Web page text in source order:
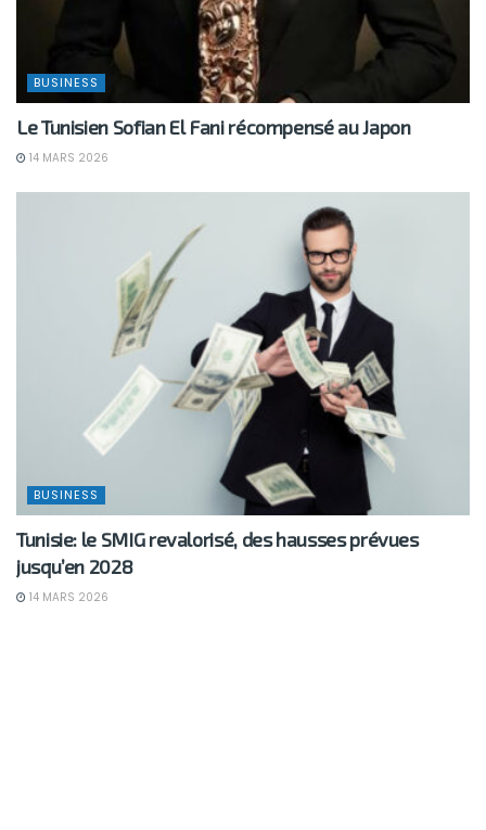
BUSINESS
Le Tunisien Sofian El Fani récompensé au Japon
14 MARS 2026
BUSINESS
Tunisie: le SMIG revalorisé, des hausses prévues
jusqu’en 2028
14 MARS 2026